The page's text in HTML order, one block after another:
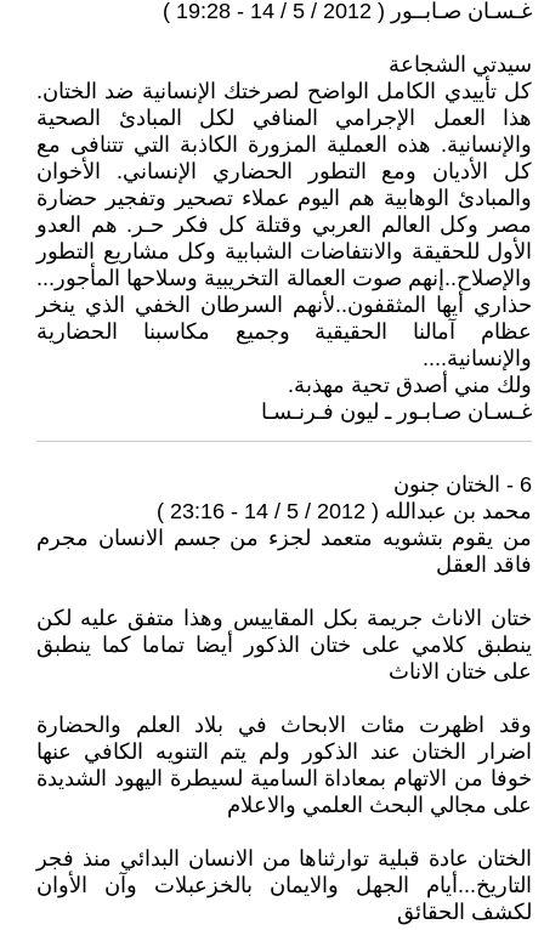
غـسـان صـابــور ( 2012 / 5 / 14 - 19:28 )
سيدتي الشجاعة
كل تأييدي الكامل الواضح لصرختك الإنسانية ضد الختان.
هذا العمل الإجرامي المنافي لكل المبادئ الصحية
والإنسانية. هذه العملية المزورة الكاذبة التي تتنافى مع
كل الأديان ومع التطور الحضاري الإنساني. الأخوان
والمبادئ الوهابية هم اليوم عملاء تصحير وتفجير حضارة
مصر وكل العالم العربي وقتلة كل فكر حـر. هم العدو
الأول للحقيقة والانتفاضات الشبابية وكل مشاريع التطور
والإصلاح..إنهم صوت العمالة التخريبية وسلاحها المأجور...
حذاري أيها المثقفون..لأنهم السرطان الخفي الذي ينخر
عظام آمالنا الحقيقية وجميع مكاسبنا الحضارية
والإنسانية....
ولك مني أصدق تحية مهذبة.
غـسـان صـابـور ـ ليون فـرنـسـا
6 - الختان جنون
محمد بن عبدالله ( 2012 / 5 / 14 - 23:16 )
من يقوم بتشويه متعمد لجزء من جسم الانسان مجرم
فاقد العقل
ختان الاناث جريمة بكل المقاييس وهذا متفق عليه لكن
ينطبق كلامي على ختان الذكور أيضا تماما كما ينطبق
على ختان الاناث
وقد اظهرت مئات الابحاث في بلاد العلم والحضارة
اضرار الختان عند الذكور ولم يتم التنويه الكافي عنها
خوفا من الاتهام بمعاداة السامية لسيطرة اليهود الشديدة
على مجالي البحث العلمي والاعلام
الختان عادة قبلية توارثناها من الانسان البدائي منذ فجر
التاريخ...أيام الجهل والايمان بالخزعبلات وآن الأوان
لكشف الحقائق